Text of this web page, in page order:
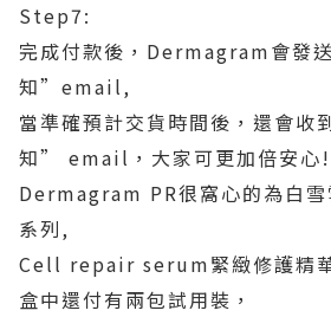
Step7:
完成付款後，Dermagram會發
知”email,
當準確預計交貨時間後，還會收
知” email，大家可更加倍安心!
Dermagram PR很窩心的為白雪
系列,
Cell repair serum緊緻修護精
盒中還付有兩包試用裝，